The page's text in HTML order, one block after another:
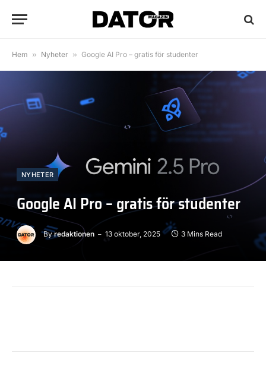
Hem » Nyheter » Google AI Pro – gratis för studenter
NYHETER
Google AI Pro – gratis för studenter
By redaktionen 13 oktober, 2025 3 Mins Read